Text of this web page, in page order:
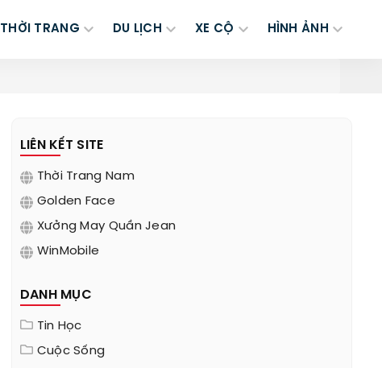
THỜI TRANG DU LỊCH XE CỘ HÌNH ẢNH
LIÊN KẾT SITE
Thời Trang Nam
Golden Face
Xưởng May Quần Jean
WinMobile
DANH MỤC
Tin Học
Cuộc Sống